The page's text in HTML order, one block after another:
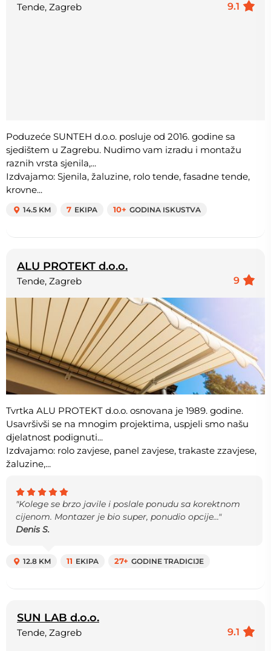
9.1
Tende, Zagreb
Poduzeće SUNTEH d.o.o. posluje od 2016. godine sa
sjedištem u Zagrebu. Nudimo vam izradu i montažu
raznih vrsta sjenila,...
Izdvajamo: Sjenila, žaluzine, rolo tende, fasadne tende,
krovne...
14.5 KM 7 EKIPA 10+ GODINA ISKUSTVA
ALU PROTEKT d.o.o.
9
Tende, Zagreb
Tvrtka ALU PROTEKT d.o.o. osnovana je 1989. godine.
Usavršivši se na mnogim projektima, uspjeli smo našu
djelatnost podignuti...
Izdvajamo: rolo zavjese, panel zavjese, trakaste zzavjese,
žaluzine,...
"Kolege se brzo javile i poslale ponudu sa korektnom
cijenom. Montazer je bio super, ponudio opcije..."
Denis S.
12.8 KM 11 EKIPA 27+ GODINE TRADICIJE
SUN LAB d.o.o.
9.1
Tende, Zagreb